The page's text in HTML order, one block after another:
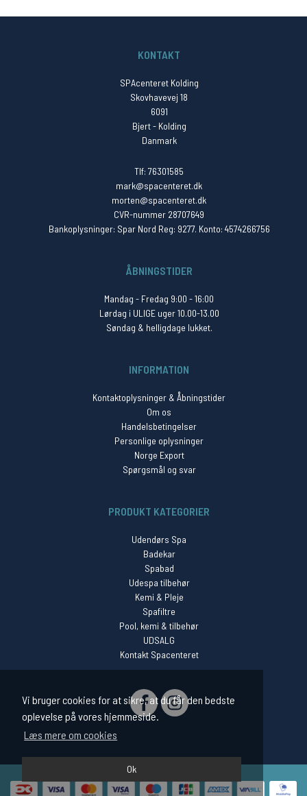
Vi bruger cookies for at sikre, at du får den bedste
oplevelse på vores hjemmeside.
Læs mere om cookies
Ok
KONTAKT
SPAcenteret Kolding
Skovhavevej 18
6091
Bjert - Kolding
Danmark
Tlf: 76301585
mark@spacenteret.dk
morten@spacenteret.dk
CVR-nummer 28707649
Bankoplysninger: Spar Nord Reg: 9277. Konto: 4574266756
ÅBNINGSTIDER
Mandag - Fredag 9:00 - 16:00
Lørdag i ULIGE uger 10.00-13.00
Søndag & helligdage lukket.
INFORMATION
Kontaktoplysninger & Åbningstider
Om os
Handelsbetingelser
Personlige oplysninger
Norge Export
Spørgsmål og svar
PRODUKT KATEGORIER
Udendørs Spa
Badekar
Spabad
Udespa tilbehør
Kemi & Pleje
Spafiltre
Pool, kemi & tilbehør
UDSALG
Kontakt Spacenteret
SOCIAL